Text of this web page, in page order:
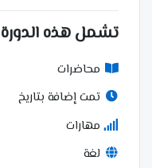
تشمل هذه الدورة
محاضرات
تمت إضافة بتاريخ
مهارات
لغة